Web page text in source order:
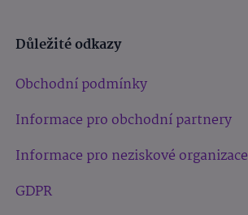
Důležité odkazy
Obchodní podmínky
Informace pro obchodní partnery
Informace pro neziskové organizace
GDPR